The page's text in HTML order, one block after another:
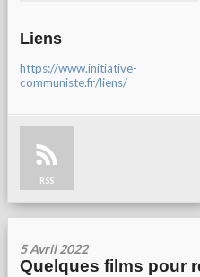
Liens
https://www.initiative-
communiste.fr/liens/
RSS
5 Avril 2022
Quelques films pour